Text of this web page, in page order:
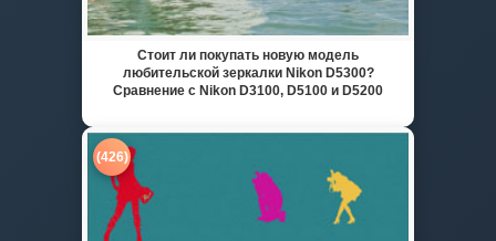
Стоит ли покупать новую модель
любительской зеркалки Nikon D5300?
Сравнение с Nikon D3100, D5100 и D5200
(426)